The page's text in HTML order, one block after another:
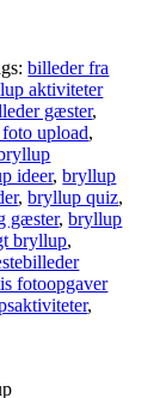
billeder fra
aktiviteter
gæster,
upload,
ideer,bryllup
,bryllup quiz,
gæster,bryllup
bryllup,
fotoopgaver
,